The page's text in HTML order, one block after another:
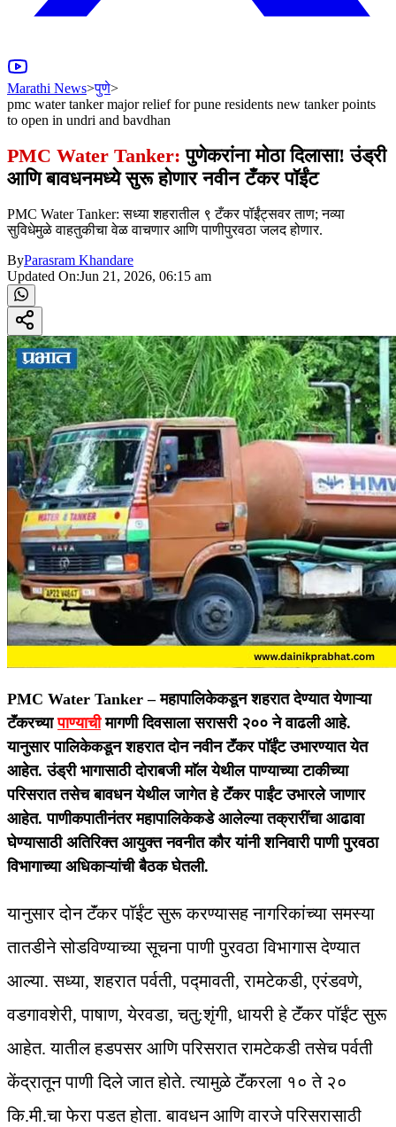
Marathi News>पुणे>
pmc water tanker major relief for pune residents new tanker points
to open in undri and bavdhan
PMC Water Tanker: पुणेकरांना मोठा दिलासा! उंड्री
आणि बावधनमध्ये सुरू होणार नवीन टँकर पॉईंट
PMC Water Tanker: सध्या शहरातील ९ टँकर पॉईंट्सवर ताण; नव्या
सुविधेमुळे वाहतुकीचा वेळ वाचणार आणि पाणीपुरवठा जलद होणार.
ByParasram Khandare
Updated On:Jun 21, 2026, 06:15 am
PMC Water Tanker –महापालिकेकडून शहरात देण्यात येणाऱ्या
टॅंकरच्यापाण्याचीमागणी दिवसाला सरासरी २०० ने वाढली आहे.
यानुसार पालिकेकडून शहरात दोन नवीन टॅंकर पाॅईंट उभारण्यात येत
आहेत. उंड्री भागासाठी दोराबजी माॅल येथील पाण्याच्या टाकीच्या
परिसरात तसेच बावधन येथील जागेत हे टॅंकर पाईंट उभारले जाणार
आहेत. पाणीकपातीनंतर महापालिकेकडे आलेल्या तक्रारींचा आढावा
घेण्यासाठी अतिरिक्त आयुक्त नवनीत कौर यांनी शनिवारी पाणी पुरवठा
विभागाच्या अधिकाऱ्यांची बैठक घेतली.
यानुसार दोन टॅंकर पाॅईंट सुरू करण्यासह नागरिकांच्या समस्या
तातडीने सोडविण्याच्या सूचना पाणी पुरवठा विभागास देण्यात
आल्या. सध्या, शहरात पर्वती, पद्मावती, रामटेकडी, एरंडवणे,
वडगावशेरी, पाषाण, येरवडा, चतु:शृंगी, धायरी हे टॅंकर पाॅईंट सुरू
आहेत. यातील हडपसर आणि परिसरात रामटेकडी तसेच पर्वती
केंद्रातून पाणी दिले जात होते. त्यामुळे टॅंकरला १० ते २०
कि.मी.चा फेरा पडत होता. बावधन आणि वारजे परिसरासाठी